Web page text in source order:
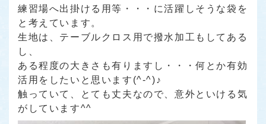
練習場へ出掛ける用等・・・に活躍しそうな袋を
と考えています。
生地は、テーブルクロス用で撥水加工もしてある
し、
ある程度の大きさも有りますし・・・何とか有効
活用をしたいと思います(^-^)♪
触っていて、とても丈夫なので、意外といける気
がしています^^